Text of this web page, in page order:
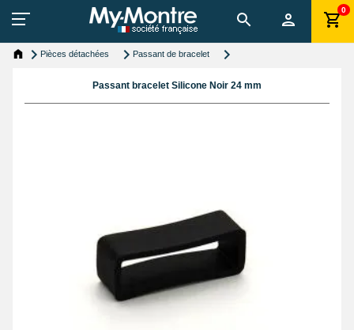
0
Pièces détachées Passant de bracelet
Passant bracelet Silicone Noir 24 mm